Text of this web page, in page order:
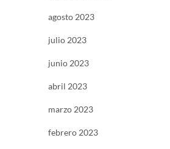
agosto 2023
julio 2023
junio 2023
abril 2023
marzo 2023
febrero 2023